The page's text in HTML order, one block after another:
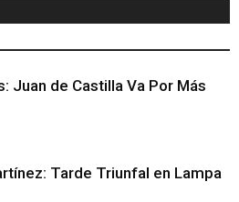
Juan de Castilla Va Por Más
Tarde Triunfal en Lampa